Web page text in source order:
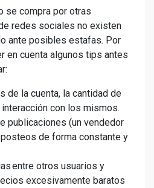
se compra por otras
redes sociales no existen
ante posibles estafas. Por
en cuenta algunos tips antes
de la cuenta, la cantidad de
con los mismos.
publicaciones (un vendedor
de forma constante y
entre otros usuarios y
excesivamente baratos